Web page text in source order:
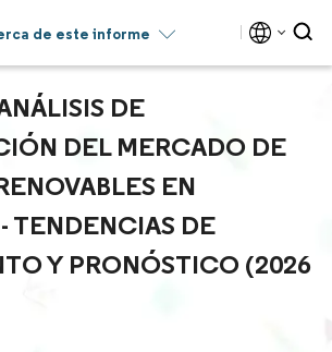
de este informe
DE
DEL MERCADO DE
EN
TENDENCIAS DE
Y PRONÓSTICO (2026